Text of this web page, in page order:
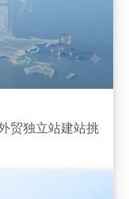
贸独立站建站挑